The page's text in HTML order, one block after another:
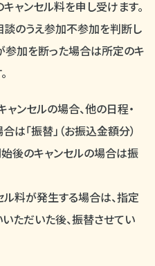
ャンセル料を申し受けます。
のうえ参加不参加を判断し
参加を断った場合は所定のキ
ンセルの場合、他の日程・
「振替」（お振込金額分）
始後のキャンセルの場合は振
ル料が発生する場合は、指定
ただいた後、振替させてい